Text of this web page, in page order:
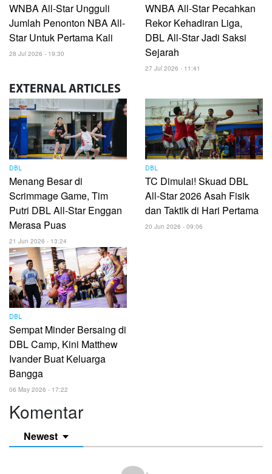
WNBA All-Star Ungguli
Jumlah Penonton NBA All-
Star Untuk Pertama Kali
28 Jul 2026 - 19:30
WNBA All-Star Pecahkan
Rekor Kehadiran Liga,
DBL All-Star Jadi Saksi
Sejarah
27 Jul 2026 - 11:41
EXTERNAL ARTICLES
DBL
Menang Besar di
Scrimmage Game, Tim
Putri DBL All-Star Enggan
Merasa Puas
21 Jun 2026 - 13:24
DBL
TC Dimulai! Skuad DBL
All-Star 2026 Asah Fisik
dan Taktik di Hari Pertama
20 Jun 2026 - 09:06
DBL
Sempat Minder Bersaing di
DBL Camp, Kini Matthew
Ivander Buat Keluarga
Bangga
06 May 2026 - 17:22
Komentar
Newest